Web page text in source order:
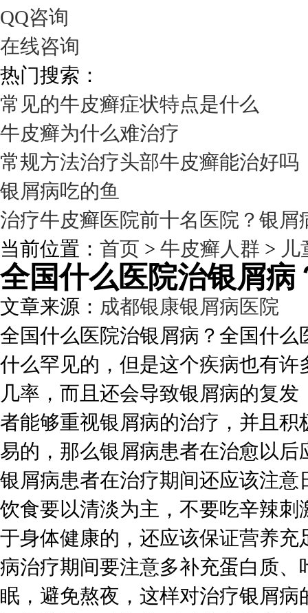
QQ咨询
在线咨询
热门搜索：
常见的牛皮癣症状特点是什么
牛皮癣为什么难治疗
常规方法治疗头部牛皮癣能治好吗
银屑病吃的鱼
治疗牛皮癣医院前十名医院？银屑
当前位置： 首页 > 牛皮癣人群 > 儿
全国什么医院治银屑
文章来源： 成都银康银屑病医院
全国什么医院治银屑病？全国什
什么罕见的，但是这个疾病也有
几率，而且还会导致银屑病的复
者能够重视银屑病的治疗，并且
易的，那么银屑病患者在治愈以
银屑病患者在治疗期间还应该注
饮食要以清淡为主，不要吃辛辣
于身体健康的，还应该保证营养
病治疗期间要注意多补充蛋白质
眠，避免熬夜，这样对治疗银屑病